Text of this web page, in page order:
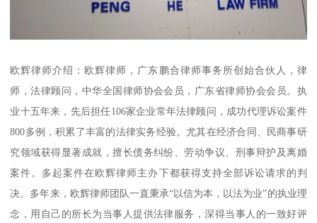
欧辉律师介绍：欧辉律师，广东鹏合律师事务所创始合伙人，律
师，法律顾问，中华全国律师协会会员，广东省律师协会会员。执
业十五年来，先后担任106家企业常年法律顾问，成功代理诉讼案件
800多例，积累了丰富的法律实务经验。尤其在经济合同、民商事研
究领域获得显著成就，擅长债务纠纷、劳动争议、刑事辩护及离婚
案件。多起案件在欧辉律师主办下都获得支持全部诉讼请求的判
决。多年来，欧辉律师团队一直秉承“以信为本，以法为业”的执业理
念，用自己的所长为当事人提供法律服务，深得当事人的一致好评